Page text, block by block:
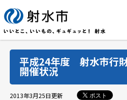
平成24年度 射水市行
開催状況
2013年3月25日更新 ポスト